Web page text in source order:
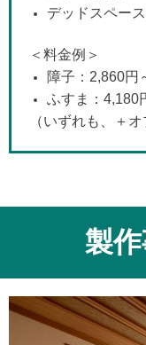
デッドスペー
＜料金例＞
障子：2,860円
ふすま：4,180
（いずれも、＋
製作